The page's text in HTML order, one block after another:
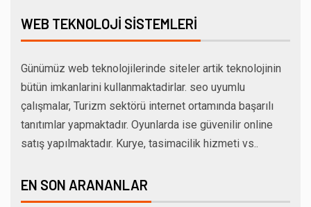
WEB TEKNOLOJI SISTEMLERI
Günümüz web teknolojilerinde siteler artik teknolojinin
bütün imkanlarini kullanmaktadirlar. seo uyumlu
çalışmalar, Turizm sektörü internet ortamında başarılı
tanıtımlar yapmaktadır. Oyunlarda ise güvenilir online
satış yapılmaktadır. Kurye, tasimacilik hizmeti vs..
EN SON ARANANLAR